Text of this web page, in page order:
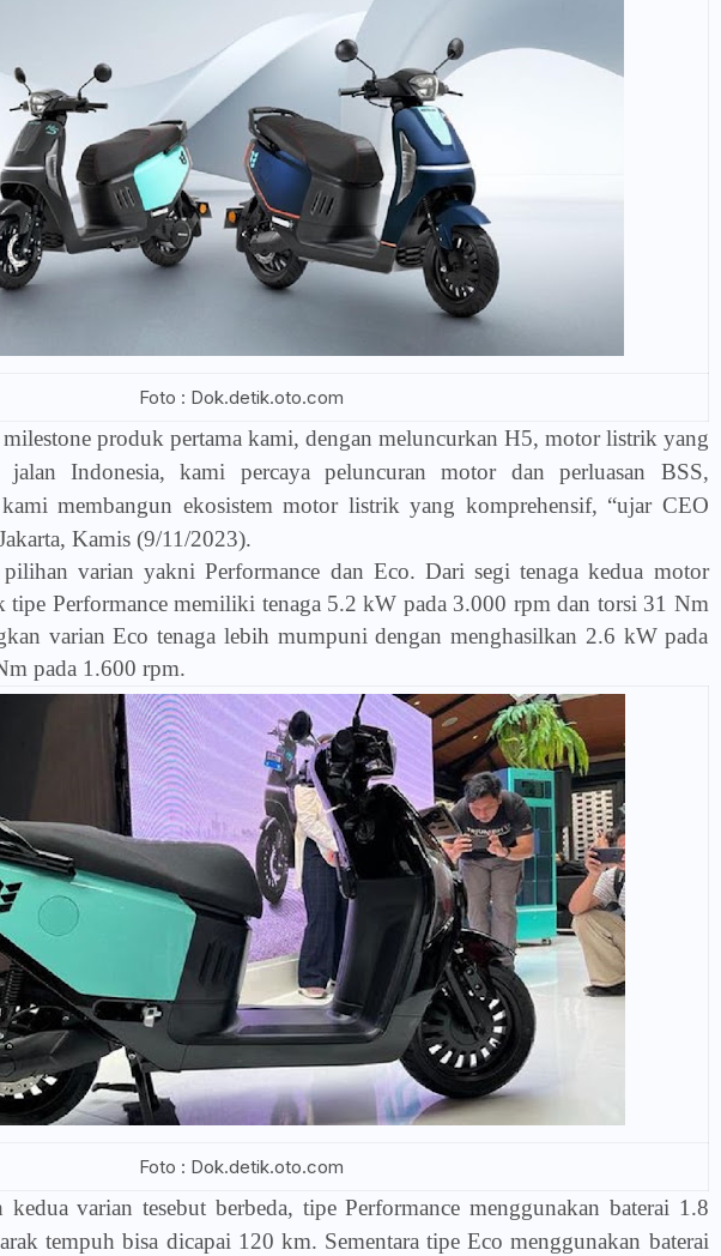
Foto : Dok.detik.oto.com
produk pertama kami, dengan meluncurkan H5, motor listrik yang
Indonesia, kami percaya peluncuran motor dan perluasan BSS,
membangun ekosistem motor listrik yang komprehensif, “ujar CEO
Kamis (9/11/2023).
varian yakni Performance dan Eco. Dari segi tenaga kedua motor
Performance memiliki tenaga 5.2 kW pada 3.000 rpm dan torsi 31 Nm
varian Eco tenaga lebih mumpuni dengan menghasilkan 2.6 kW pada
pada 1.600 rpm.
Foto : Dok.detik.oto.com
varian tesebut berbeda, tipe Performance menggunakan baterai 1.8
tempuh bisa dicapai 120 km. Sementara tipe Eco menggunakan baterai